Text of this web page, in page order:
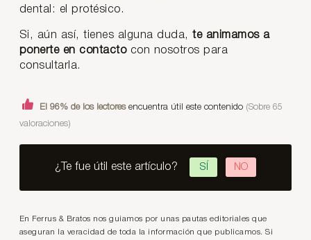
dental: el protésico.
Si, aún así, tienes alguna duda,te animamos a
ponerte en contactocon nosotros para
consultarla.
El 96% de los lectoresencuentra útil este contenido (Sobre 65
valoraciones)
¿Te fue útil este artículo? SÍ NO
En Ferrus & Bratos nos guiamos por unas pautas editoriales que
aseguran la veracidad de toda la información que publicamos. Si